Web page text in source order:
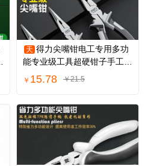
天 得力尖嘴钳电工专用多功
能专业级工具超硬钳子手工用
迷你钳子大全
￥ 15.78 ￥21.5